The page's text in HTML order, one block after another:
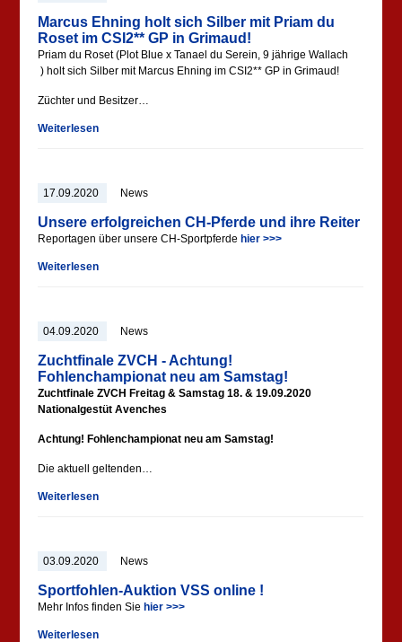
Marcus Ehning holt sich Silber mit Priam du
Roset im CSI2** GP in Grimaud!
Priam du Roset (Plot Blue x Tanael du Serein, 9 jährige Wallach
) holt sich Silber mit Marcus Ehning im CSI2** GP in Grimaud!
Züchter und Besitzer…
Weiterlesen
17.09.2020 News
Unsere erfolgreichen CH-Pferde und ihre Reiter
Reportagen über unsere CH-Sportpferde hier >>>
Weiterlesen
04.09.2020 News
Zuchtfinale ZVCH - Achtung!
Fohlenchampionat neu am Samstag!
Zuchtfinale ZVCH Freitag & Samstag 18. & 19.09.2020
Nationalgestüt Avenches
Achtung! Fohlenchampionat neu am Samstag!
Die aktuell geltenden…
Weiterlesen
03.09.2020 News
Sportfohlen-Auktion VSS online !
Mehr Infos finden Sie hier >>>
Weiterlesen